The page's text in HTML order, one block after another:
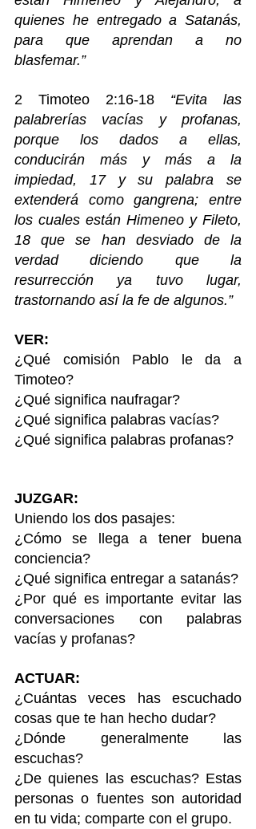
quienes he entregado a Satanás,
para que aprendan a no
blasfemar.”
2 Timoteo 2:16-18 “Evita las
palabrerías vacías y profanas,
porque los dados a ellas,
conducirán más y más a la
impiedad, 17 y su palabra se
extenderá como gangrena; entre
los cuales están Himeneo y Fileto,
18 que se han desviado de la
verdad diciendo que la
resurrección ya tuvo lugar,
trastornando así la fe de algunos.”
VER:
¿Qué comisión Pablo le da a
Timoteo?
¿Qué significa naufragar?
¿Qué significa palabras vacías?
¿Qué significa palabras profanas?
JUZGAR:
Uniendo los dos pasajes:
¿Cómo se llega a tener buena
conciencia?
¿Qué significa entregar a satanás?
¿Por qué es importante evitar las
conversaciones con palabras
vacías y profanas?
ACTUAR:
¿Cuántas veces has escuchado
cosas que te han hecho dudar?
¿Dónde generalmente las
escuchas?
¿De quienes las escuchas? Estas
personas o fuentes son autoridad
en tu vida; comparte con el grupo.